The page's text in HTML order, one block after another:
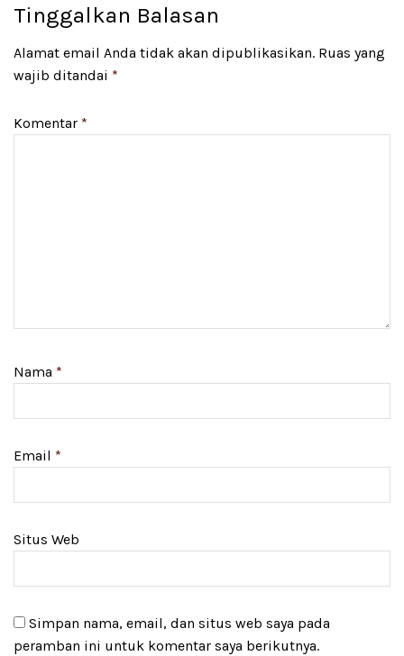
Tinggalkan Balasan
Alamat email Anda tidak akan dipublikasikan. Ruas yang
wajib ditandai *
Komentar *
Nama *
Email *
Situs Web
Simpan nama, email, dan situs web saya pada
peramban ini untuk komentar saya berikutnya.